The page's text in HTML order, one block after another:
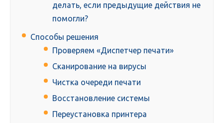
делать, если предыдущие действия не
помогли?
Способы решения
Проверяем «Диспетчер печати»
Сканирование на вирусы
Чистка очереди печати
Восстановление системы
Переустановка принтера